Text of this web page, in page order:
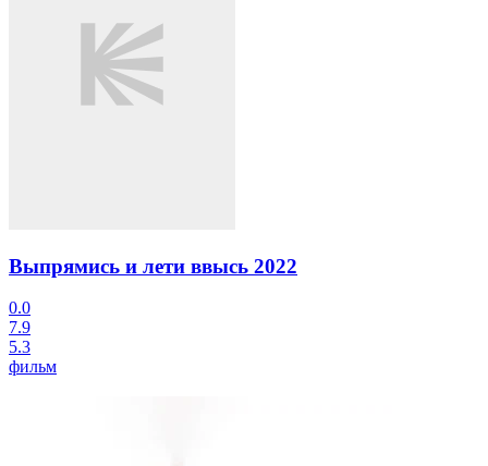
Выпрямись и лети ввысь 2022
0.0
7.9
5.3
фильм